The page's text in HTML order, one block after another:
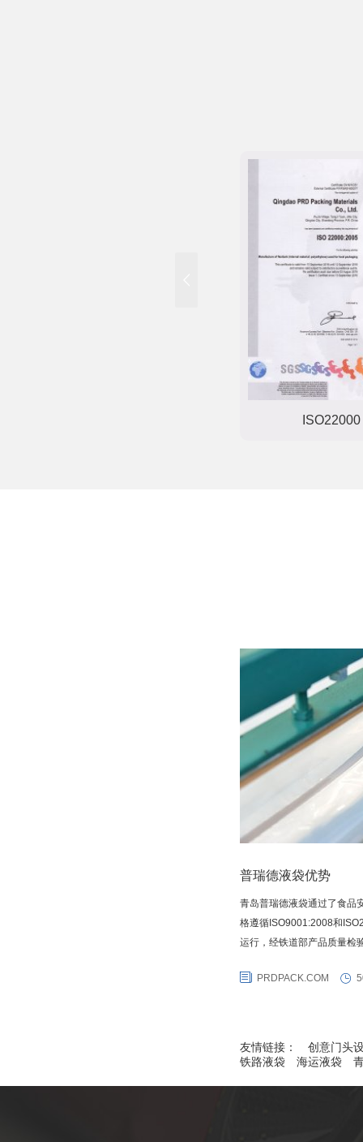
ISO22000
普瑞德液袋优势
青岛普瑞德液袋通过了食品
格遵循ISO9001:2008和
运行，经铁道部产品质量检
（TTCL）国际COA铁路撞
PRDPACK.COM
友情链接：
创意门头
铁路液袋
海运液袋